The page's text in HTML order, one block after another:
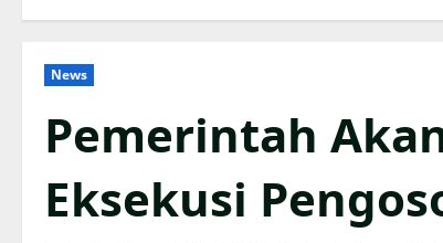
News
Pemerintah
Eksekusi